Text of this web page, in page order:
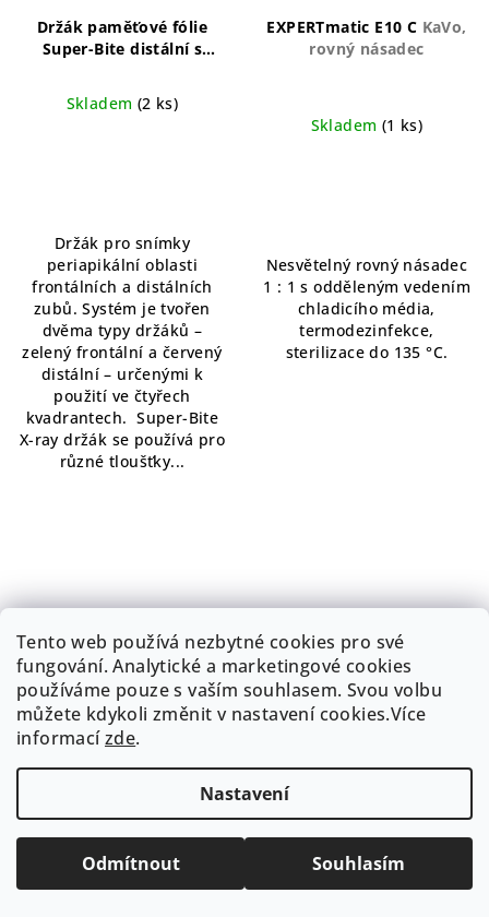
Tento web používá nezbytné cookies pro své
fungování. Analytické a marketingové cookies
používáme pouze s vaším souhlasem. Svou volbu
můžete kdykoli změnit v nastavení cookies.Více
informacízde.
Nastavení
Odmítnout Souhlasím
Držák paměťové fólie
Super-Bite distální s
Super-Bite
Skladem (2 ks)
Držák pro snímky
periapikální oblasti
frontálních a distálních
zubů. Systém je tvořen
dvěma typy držáků –
zelený frontální a červený
distální – určenými k
použití ve čtyřech
kvadrantech. Super-Bite
X-ray držák se používá pro
různé tloušťky...
EXPERTmatic E10 C KaVo,
rovný násadec
Skladem (1 ks)
Nesvětelný rovný násadec
1 : 1 s odděleným vedením
chladicího média,
termodezinfekce,
sterilizace do 135 °C.
EXPERTmatic E15 C
Na objednávku
KÓD:KA1.007.5531
Skladem(1 ks)
KÓD:KA1.007.5530